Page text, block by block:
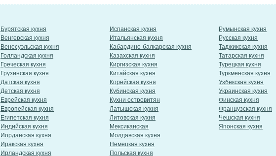
Бурятская кухня
Венгерская кухня
Венесуэльская кухня
Голландская кухня
Греческая кухня
Грузинская кухня
Датская кухня
Детская кухня
Еврейская кухня
Европейская кухня
Египетская кухня
Индийская кухня
Иорданская кухня
Иракская кухня
Ирландская кухня
Испанская кухня
Итальянская кухня
Кабардино-балкарская кухня
Казахская кухня
Киргизская кухня
Китайская кухня
Корейская кухня
Кубинская кухня
Кухни островитян
Латышская кухня
Литовская кухня
Мексиканская
Молдавская кухня
Немецкая кухня
Польская кухня
Румынская кухня
Русская кухня
Таджикская кухня
Татарская кухня
Турецкая кухня
Туркменская кухня
Узбекская кухня
Украинская кухня
Финская кухня
Французская кухня
Чешская кухня
Японская кухня